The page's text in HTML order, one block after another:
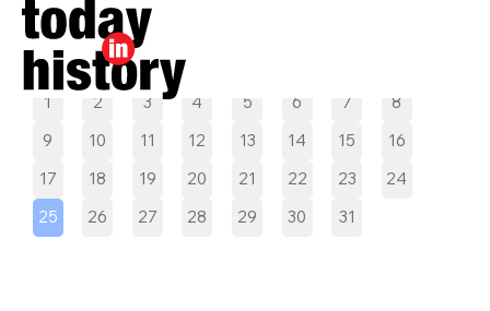
Pilih tanggal
1 2 3 4 5 6 7
8
9
10 11 12 13 14 15
16
17
18 19 20 21 22 23
24
25
26 27 28 29 30 31